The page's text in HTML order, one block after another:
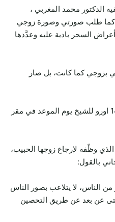
الدكتور محمد المغربي ،
طلب صورتي وصورة زوجي
السحر بادية عليه وعدَّدها
بزوجي كما كانت، بل صار
لم تنزعج خديجة من أداء مبلغ 1486 اورو للشيخ يوم الموعد في مقر
الذي وظّفه لإرجاع زوجها الحبيب،
بالقول:
من الناس، لا يتلاعب بصور الناس
عن بعد عن طريق التحصين